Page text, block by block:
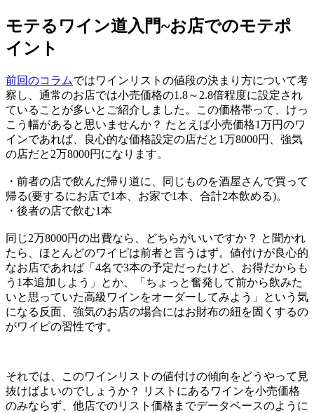
モテるワイン道入門~お店でのモテポ
イント
前回のコラムではワインリストの値段の決まり方について考
察し、通常のお店では小売価格の1.8～2.8倍程度に設定され
ていることが多いとご紹介しました。この価格帯って、けっ
こう幅があると思いませんか？ たとえば小売価格1万円のワ
インであれば、良心的な価格設定の店だと1万8000円、強気
の店だと2万8000円になります。
・前者の店で飲んだ帰り道に、同じものを酒屋さんで買って
帰る(要するにお店で1本、お家で1本、合計2本飲める)。
・後者の店で飲む1本
同じ2万8000円の出費なら、どちらがいいですか？ と聞かれ
たら、ほとんどのワイピは前者と言うはず。値付けが良心的
なお店であれば「4名で3本の予定だったけど、お得だからも
う1本追加しよう」とか、「ちょっと奮発して前から飲みた
いと思っていた高級ワインをオーダーしてみよう」という気
になる反面、強気のお店の場合にはお財布の紐を固くするの
がワイピの習性です。
それでは、このワインリストの値付けの傾向をどうやって見
抜けばよいのでしょうか？ リストにあるワインを小売価格
のみならず、他店でのリスト価格までデータベースのように